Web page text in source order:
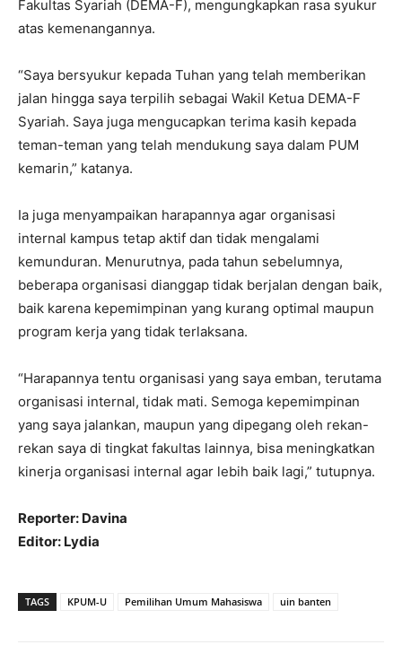
Fakultas Syariah (DEMA-F), mengungkapkan rasa syukur
atas kemenangannya.
“Saya bersyukur kepada Tuhan yang telah memberikan
jalan hingga saya terpilih sebagai Wakil Ketua DEMA-F
Syariah. Saya juga mengucapkan terima kasih kepada
teman-teman yang telah mendukung saya dalam PUM
kemarin,” katanya.
Ia juga menyampaikan harapannya agar organisasi
internal kampus tetap aktif dan tidak mengalami
kemunduran. Menurutnya, pada tahun sebelumnya,
beberapa organisasi dianggap tidak berjalan dengan baik,
baik karena kepemimpinan yang kurang optimal maupun
program kerja yang tidak terlaksana.
“Harapannya tentu organisasi yang saya emban, terutama
organisasi internal, tidak mati. Semoga kepemimpinan
yang saya jalankan, maupun yang dipegang oleh rekan-
rekan saya di tingkat fakultas lainnya, bisa meningkatkan
kinerja organisasi internal agar lebih baik lagi,” tutupnya.
Reporter: Davina
Editor: Lydia
TAGS KPUM-U Pemilihan Umum Mahasiswa uin banten